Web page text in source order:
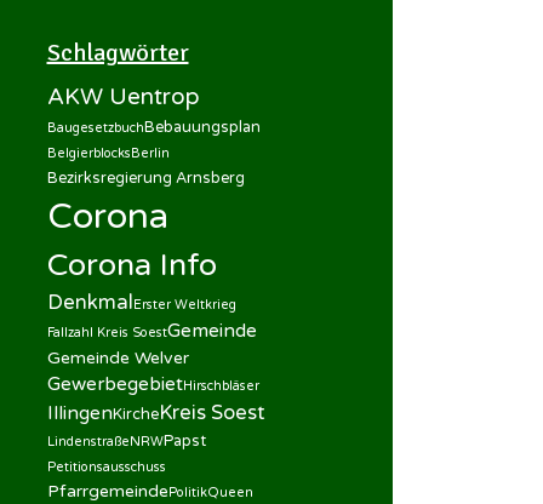
Schlagwörter
AKW Uentrop
BaugesetzbuchBebauungsplan
Belgierblocks Berlin
Bezirksregierung Arnsberg
Corona
Corona Info
Denkmal Erster Weltkrieg
Fallzahl Kreis SoestGemeinde
Gemeinde Welver
GewerbegebietHirschbläser
IllingenKircheKreis Soest
LindenstraßeNRWPapst
Petitionsausschuss
PfarrgemeindePolitikQueen